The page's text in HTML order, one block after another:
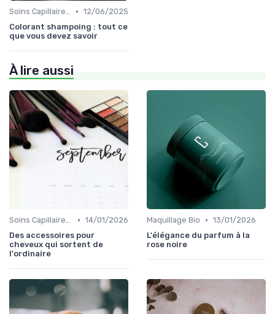
Soins Capillaires Bio • 12/06/2025
Colorant shampoing : tout ce
que vous devez savoir
À lire aussi
Soins Capillaires Bio • 14/01/2026
Des accessoires pour
cheveux qui sortent de
l'ordinaire
Maquillage Bio • 13/01/2026
L'élégance du parfum à la
rose noire